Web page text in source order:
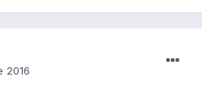
2016